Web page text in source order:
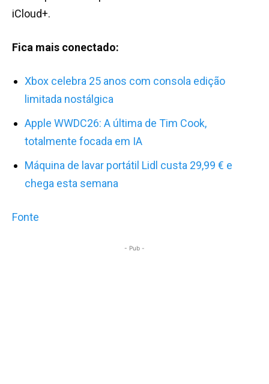
iCloud+.
Fica mais conectado:
Xbox celebra 25 anos com consola edição
limitada nostálgica
Apple WWDC26: A última de Tim Cook,
totalmente focada em IA
Máquina de lavar portátil Lidl custa 29,99 € e
chega esta semana
Fonte
- Pub -